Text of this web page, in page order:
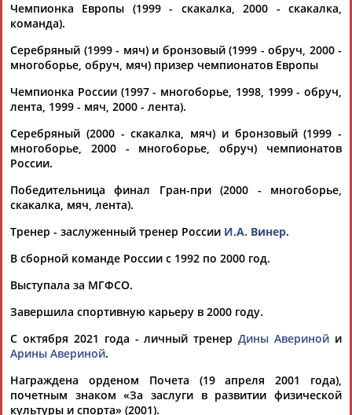
24.11.2023
Юлия Барсукова поедет в Японию на ЧМ личным тренером
гимнасток Авериных
Победительница Олимпиады-2000 в личном многоборье
Барсукова поедет на чемпионат мира по
художественной гимнастике в япон... ...Я думаю, что все
нормально, просто она очень устала.
(Проект:Информационное агентство СТАДИОН
22.10.2021
Гимнастки из Москвы - чемпионки летней Спартакиады
учащихся
...уже состоявших и всё всем доказавших. Евгения Канаева,
на...
14.06.2017
Dagens Nyheter, Швеция: Фабрика медалей Ирины Винер
длинен:Юлия Барсукова, Алина Кабаева, Евгения Канаева,
например, Юлию Барсукову. Когда я начинала с ней
работать, у нее был низкий...
24.10.2016
Чемпионка Европы (1999 - скакалка, 2000 - скакалка,
команда).
Серебряный (1999 - мяч) и бронзовый (1999 - обруч, 2000 -
многоборье, обруч, мяч) призер чемпионатов Европы
Чемпионка России (1997 - многоборье, 1998, 1999 - обруч,
лента, 1999 - мяч, 2000 - лента).
Серебряный (2000 - скакалка, мяч) и бронзовый (1999 -
многоборье, 2000 - многоборье, обруч) чемпионатов
России.
Победительница финал Гран-при (2000 - многоборье,
скакалка, мяч, лента).
Тренер - заслуженный тренер России И.А. Винер.
В сборной команде России с 1992 по 2000 год.
Выступала за МГФСО.
Завершила спортивную карьеру в 2000 году.
С октября 2021 года - личный тренерДины Авериной и
Арины Авериной.
Награждена орденом Почета (19 апреля 2001 года),
почетным знаком «За заслуги в развитии физической
культуры и спорта» (2001).